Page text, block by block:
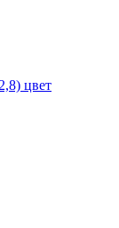
цвет